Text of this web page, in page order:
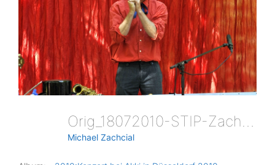
Orig_18072010-STIP-Zaches-Zinnober-0142
Michael Zachcial